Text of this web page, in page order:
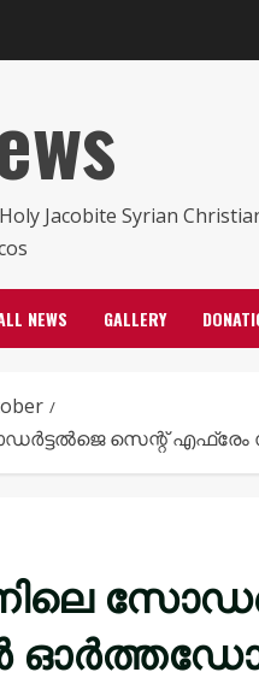
Jacobite Syrian
NEWS GALLERY
സെന്റ് എഫ്രേം